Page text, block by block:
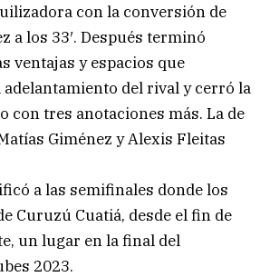
con la conversión de
a los 33′. Después terminó
ventajas y espacios que
del rival y cerró la
con tres anotaciones más. La de
Giménez y Alexis Fleitas
a las semifinales donde los
Curuzú Cuatiá, desde el fin de
un lugar en la final del
2023.